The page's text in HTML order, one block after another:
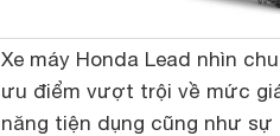
Xe máy Honda Lead nhìn
ưu điểm vượt trội về mức
năng tiện dụng cũng như sự